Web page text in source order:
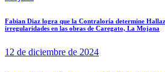
Fabian Diaz logra que la Contraloría determine
irregularidades en las obras de Caregato, La Mojana
12 de diciembre de 2024